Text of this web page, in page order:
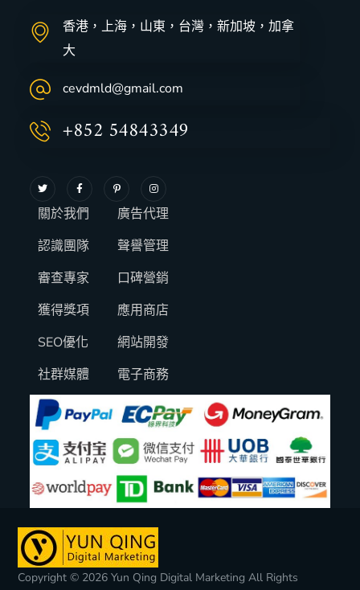
香港，上海，山東，台灣，新加坡，加拿
大
cevdmld@gmail.com
+852 54843349
關於我們
認識團隊
審查專家
獲得獎項
SEO優化
社群媒體
廣告代理
聲譽管理
口碑營銷
應用商店
網站開發
電子商務
Copyright © 2026 Yun Qing Digital Marketing All Rights